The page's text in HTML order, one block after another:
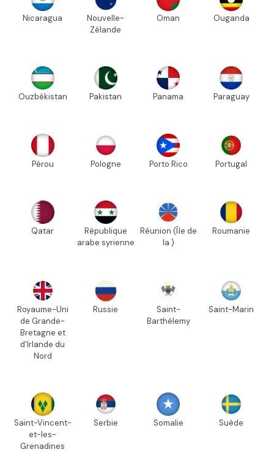
Nicaragua
Nouvelle-
Zélande
Oman Ouganda
Ouzbékistan Pakistan Panama Paraguay
Pérou Pologne Porto Rico Portugal
Qatar
République
arabe syrienne
Réunion (Île de
la )
Roumanie
Royaume-Uni
de Grande-
Bretagne et
d'Irlande du
Nord
Russie
Saint-
Barthélemy
Saint-Marin
Saint-Vincent-
et-les-
Grenadines
Serbie Somalie Suède